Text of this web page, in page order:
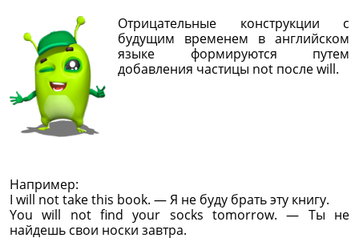
Отрицательные конструкции с
будущим временем в английском
языке формируются путем
добавления частицы not после will.
Например:
I will not take this book. — Я не буду брать эту книгу.
You will not find your socks tomorrow. — Ты не
найдешь свои носки завтра.